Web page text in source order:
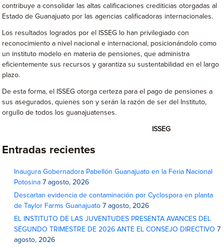
contribuye a consolidar las altas calificaciones crediticias otorgadas al
Estado de Guanajuato por las agencias calificadoras internacionales.
Los resultados logrados por el ISSEG lo han privilegiado con
reconocimiento a nivel nacional e internacional, posicionándolo como
un instituto modelo en materia de pensiones, que administra
eficientemente sus recursos y garantiza su sustentabilidad en el largo
plazo.
De esta forma, el ISSEG otorga certeza para el pago de pensiones a
sus asegurados, quienes son y serán la razón de ser del Instituto,
orgullo de todos los guanajuatenses.
ISSEG
Entradas recientes
Inaugura Gobernadora Pabellón Guanajuato en la Feria Nacional
Potosina 7 agosto, 2026
Descartan evidencia de contaminación por Cyclospora en planta
de Taylor Farms Guanajuato 7 agosto, 2026
EL INSTITUTO DE LAS JUVENTUDES PRESENTA AVANCES DEL
SEGUNDO TRIMESTRE DE 2026 ANTE EL CONSEJO DIRECTIVO 7
agosto, 2026